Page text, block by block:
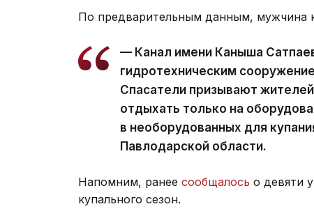
По предварительным данным, мужчина
— Канал имени Каныша
гидротехническим
Спасатели призывают
отдыхать только на
в необорудованных для
Павлодарской области.
Напомним, ранее сообщалось о девяти
купального сезон.